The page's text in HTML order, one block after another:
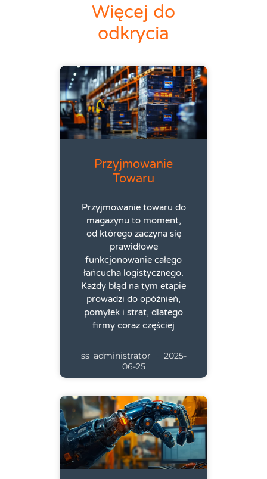
Więcej do
odkrycia
Przyjmowanie
Towaru
Przyjmowanie towaru do
magazynu to moment,
od którego zaczyna się
prawidłowe
funkcjonowanie całego
łańcucha logistycznego.
Każdy błąd na tym etapie
prowadzi do opóźnień,
pomyłek i strat, dlatego
firmy coraz częściej
ss_administrator
2025-
06-25